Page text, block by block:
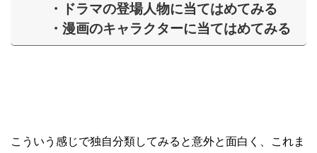
・ドラマの登場人物に当てはめてみる
・漫画のキャラクターに当てはめてみる
こういう感じで独自分類してみると意外と面白く、これま